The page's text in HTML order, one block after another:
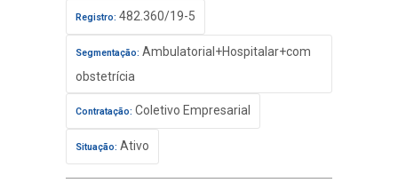
Registro: 482.360/19-5
Segmentação: Ambulatorial+Hospitalar+com
obstetrícia
Contratação: Coletivo Empresarial
Situação: Ativo